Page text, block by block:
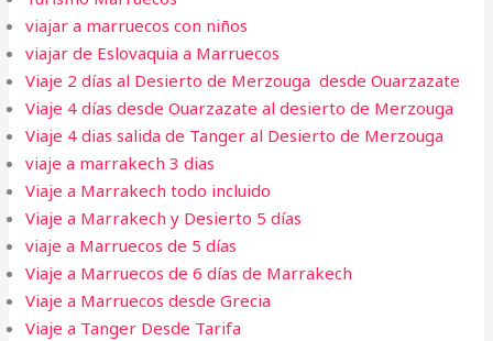
viajar a marruecos con niños
viajar de Eslovaquia a Marruecos
Viaje 2 días al Desierto de Merzouga desde Ouarzazate
Viaje 4 días desde Ouarzazate al desierto de Merzouga
Viaje 4 dias salida de Tanger al Desierto de Merzouga
viaje a marrakech 3 dias​
Viaje a Marrakech todo incluido
Viaje a Marrakech y Desierto 5 días
viaje a Marruecos de 5 días
Viaje a Marruecos de 6 días de Marrakech
Viaje a Marruecos desde Grecia
Viaje a Tanger Desde Tarifa​